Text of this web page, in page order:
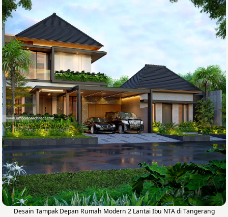
Desain Tampak Depan Rumah Modern 2 Lantai Ibu NTA di Tangerang